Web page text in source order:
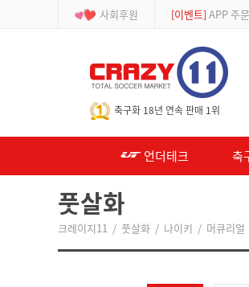
사회후원 [이벤트] APP 주
축구화 18년 연속 판매 1위
언더테크 축
풋살화
크레이지11 / 풋살화 / 나이키 / 머큐리얼